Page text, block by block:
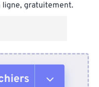
ligne, gratuitement.